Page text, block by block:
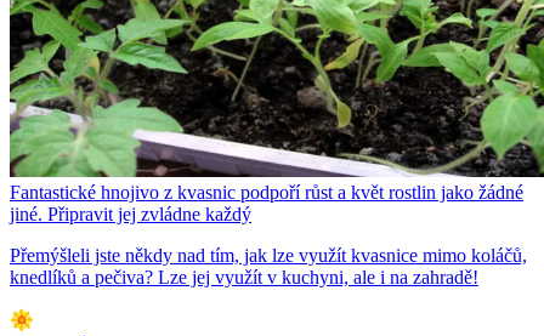
Fantastické hnojivo z kvasnic podpoří růst a květ rostlin jako žádné
jiné. Připravit jej zvládne každý
Přemýšleli jste někdy nad tím, jak lze využít kvasnice mimo koláčů,
knedlíků a pečiva? Lze jej využít v kuchyni, ale i na zahradě!